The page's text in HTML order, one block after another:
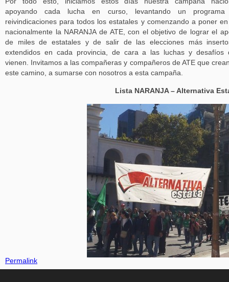
apoyando cada lucha en curso, levantando un
reivindicaciones para todos los estatales y comenzando a poner
nacionalmente la NARANJA de ATE, con el objetivo de lograr el
de miles de estatales y de salir de las elecciones más
extendidos en cada provincia, de cara a las luchas y desafíos
vienen. Invitamos a las compañeras y compañeros de ATE que
este camino, a sumarse con nosotros a esta campaña.
Lista NARANJA – Alternativa
Permalink